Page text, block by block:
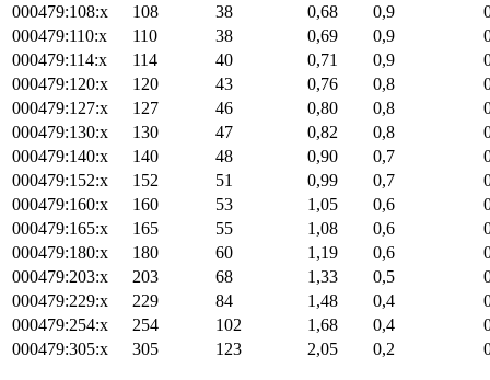
000479:108:x
108 38 0,68 0,9
000479:110:x
110 38 0,69 0,9
000479:114:x
114 40 0,71 0,9
000479:120:x
120 43 0,76 0,8
000479:127:x
127 46 0,80 0,8
000479:130:x
130 47 0,82 0,8
000479:140:x
140 48 0,90 0,7
000479:152:x
152 51 0,99 0,7
000479:160:x
160 53 1,05 0,6
000479:165:x
165 55 1,08 0,6
000479:180:x
180 60 1,19 0,6
000479:203:x
203 68 1,33 0,5
000479:229:x
229 84 1,48 0,4
000479:254:x
254 102 1,68 0,4
000479:305:x
305 123 2,05 0,2